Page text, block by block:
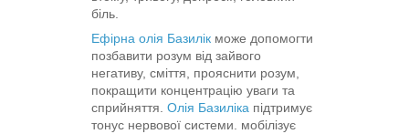
біль.
Ефірна олія Базилік може допомогти
позбавити розум від зайвого
негативу, сміття, прояснити розум,
покращити концентрацію уваги та
сприйняття. Олія Базиліка підтримує
тонус нервової системи. мобілізує